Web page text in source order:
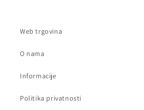
Web trgovina
O nama
Informacije
Politika privatnosti